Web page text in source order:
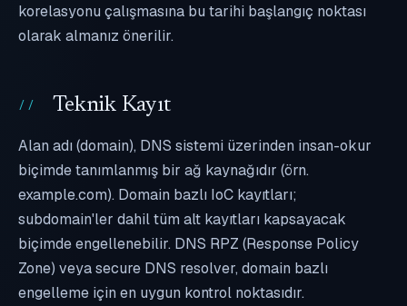
korelasyonu çalışmasına bu tarihi başlangıç noktası
olarak almanız önerilir.
Teknik Kayıt
Alan adı (domain), DNS sistemi üzerinden insan-okur
biçimde tanımlanmış bir ağ kaynağıdır (örn.
example.com). Domain bazlı IoC kayıtları;
subdomain'ler dahil tüm alt kayıtları kapsayacak
biçimde engellenebilir. DNS RPZ (Response Policy
Zone) veya secure DNS resolver, domain bazlı
engelleme için en uygun kontrol noktasıdır.